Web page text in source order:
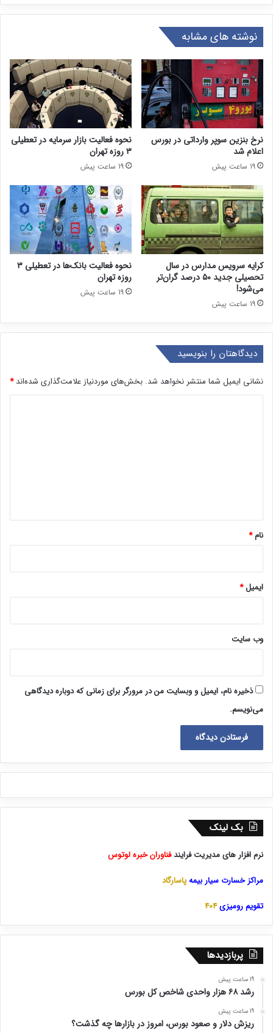
نوشته های مشابه
نرخ بنزین سوپر وارداتی در بورس
اعلام شد
19 ساعت پیش
نحوه فعالیت بازار سرمایه در تعطیلی
۳ روزه تهران
19 ساعت پیش
کرایه سرویس مدارس در سال
تحصیلی جدید ۵۰ درصد گران‌تر
می‌شود!
19 ساعت پیش
نحوه فعالیت بانک‌ها در تعطیلی ۳
روزه تهران
19 ساعت پیش
دیدگاهتان را بنویسید
نشانی ایمیل شما منتشر نخواهد شد. بخش‌های موردنیاز علامت‌گذاری شده‌اند*
نام*
ایمیل*
وب‌ سایت
ذخیره نام، ایمیل و وبسایت من در مرورگر برای زمانی که دوباره دیدگاهی
می‌نویسم.
بک لینک
نرم افزار های مدیریت فرایندفناوران خبره لوتوس
مراکز خسارت سیار بیمهپاسارگاد
تقویم رومیزی404
پربازدیدها
19 ساعت پیش
رشد ۶۸ هزار واحدی شاخص کل بورس
19 ساعت پیش
ریزش دلار و صعود بورس، امروز در بازارها چه گذشت؟